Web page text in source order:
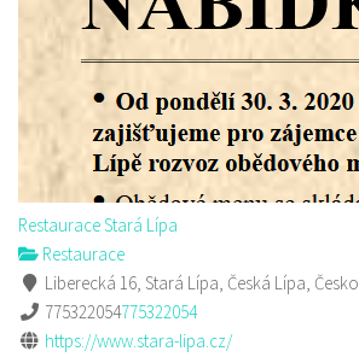
Restaurace Stará Lípa
Restaurace
Liberecká 16, Stará Lípa, Česká Lípa, Česko
775322054775322054
https://www.stara-lipa.cz/